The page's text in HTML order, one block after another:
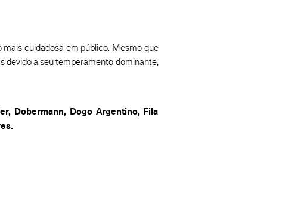
cuidadosa em público. Mesmo que
devido a seu temperamento dominante,
Dobermann, Dogo Argentino, Fila